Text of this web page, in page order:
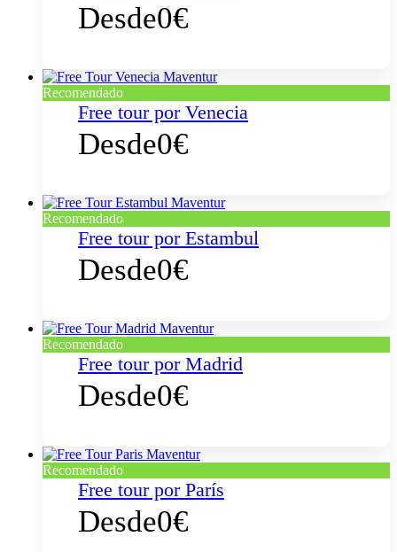
Desde0€
Recomendado
Free tour por Venecia
Desde0€
Recomendado
Free tour por Estambul
Desde0€
Recomendado
Free tour por Madrid
Desde0€
Recomendado
Free tour por París
Desde0€